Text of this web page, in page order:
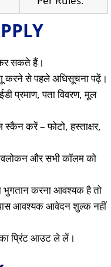
सकते हैं।
करने से पहले अधिसूचना पढ़ें।
प्रमाण, पता विवरण, मूल
स्कैन करें – फोटो, हस्ताक्षर,
और सभी कॉलम को
भुगतान करना आवश्यक है तो
आवश्यक आवेदन शुल्क नहीं
प्रिंट आउट ले लें।